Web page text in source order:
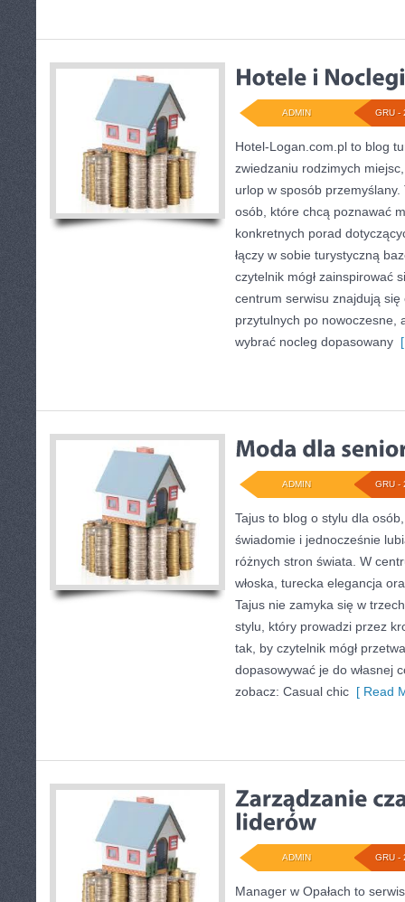
GRU -
ADMIN
Hotel-Logan.com.pl to blog
zwiedzaniu rodzimych
urlop w sposób
osób, które chcą poznawać
konkretnych porad
łączy w sobie turystyczną
czytelnik mógł zainspirować
centrum serwisu znajdują
przytulnych po nowoczesne,
wybrać nocleg dopasowany
GRU -
ADMIN
Tajus to blog o stylu dla
świadomie i jednocześnie
różnych stron świata. W
włoska, turecka elegancja
Tajus nie zamyka się w
stylu, który prowadzi przez
tak, by czytelnik mógł
dopasowywać je do własnej
zobacz: Casual chic [ Read
GRU -
ADMIN
Manager w Opałach to